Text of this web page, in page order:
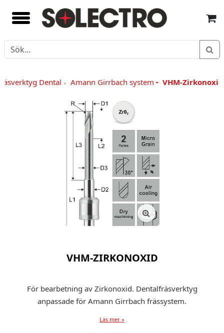
Dental» Amann Girrbach system VHM-Zirkonoxid
VHM-ZIRKONOXID
För bearbetning av Zirkonoxid. Dentalfräsverktyg
anpassade för Amann Girrbach frässystem.
Läs mer »